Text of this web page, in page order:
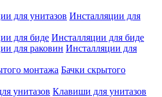
Инсталляции для
Инсталляции для биде
Инсталляции для
Бачки скрытого
Клавиши для унитазов